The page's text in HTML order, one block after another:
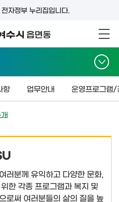
자정부 누리집입니다.
항 업무안내 운영프로그램/
개
러분께 유익하고 다양한 문화,
한 각종 프로그램과 복지 및
로써 여러분들의 삶의 질을 높